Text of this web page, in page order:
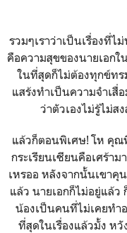
รวมๆเราว่าเป็นเรื่องที่
คือความสุขของนายเอก
ในที่สุดก็ไม่ต้องทุกข์ทร
แสร้งทำเป็นความจำเสื่
ว่าตัวเองไม่รู้ไม่ส
แล้วก็ตอนพิเศษ! โห คุ
กระเรียนเซียนคือเศร้า
เหรออ หลังจากนั้นเขาคุ
แล้ว นายเอกก็ไม่อยู่แล้ว
น้องเป็นคนที่ไม่เคยทำ
ที่สุดในเรื่องแล้วมั้ง ห